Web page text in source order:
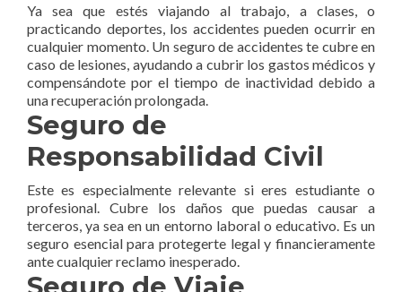
Ya sea que estés viajando al trabajo, a clases, o
practicando deportes, los accidentes pueden ocurrir en
cualquier momento. Un seguro de accidentes te cubre en
caso de lesiones, ayudando a cubrir los gastos médicos y
compensándote por el tiempo de inactividad debido a
una recuperación prolongada.
Seguro de
Responsabilidad Civil
Este es especialmente relevante si eres estudiante o
profesional. Cubre los daños que puedas causar a
terceros, ya sea en un entorno laboral o educativo. Es un
seguro esencial para protegerte legal y financieramente
ante cualquier reclamo inesperado.